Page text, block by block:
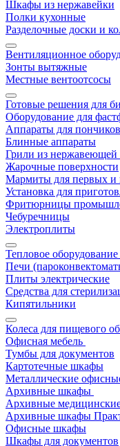
Шкафы из нержавейки
Полки кухонные
Разделочные доски и
Вентиляционное
Зонты вытяжные
Местные вентоотсосы
Готовые решения для
Оборудование для
Аппараты для пончиков
Блинные аппараты
Грили из нержавеющей
Жарочные поверхности
Мармиты для первых и
Установка для
Фритюрницы
Чебуречницы
Электроплиты
Тепловое оборудование
Печи
Плиты электрические
Средства для
Кипятильники
Колеса для пищевого
Офисная мебель
Тумбы для документов
Картотечные шкафы
Металлические
Архивные шкафы
Архивные
Архивные шкафы
Офисные шкафы
Шкафы для документов